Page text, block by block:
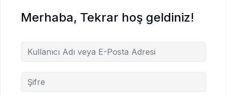
Merhaba, Tekrar hoş geldiniz!